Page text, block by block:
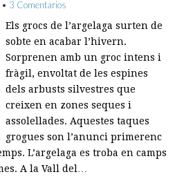
• 3 Comentarios
Els grocs de l’argelaga surten de
sobte en acabar l’hivern.
Sorprenen amb un groc intens i
fràgil, envoltat de les espines
dels arbusts silvestres que
creixen en zones seques i
assolellades. Aquestes taques
grogues son l’anunci primerenc
L’argelaga es troba en camps
A la Vall del…